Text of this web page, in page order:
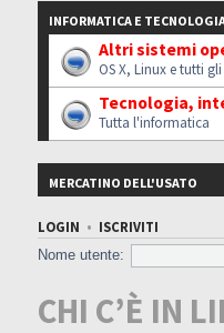
INFORMATICA E
Altri sistemi
OS X, Linux e tutti
Tecnologia,
Tutta l'informatica
MERCATINO DELL'USATO
LOGIN • ISCRIVITI
Nome utente:
CHI C’È IN